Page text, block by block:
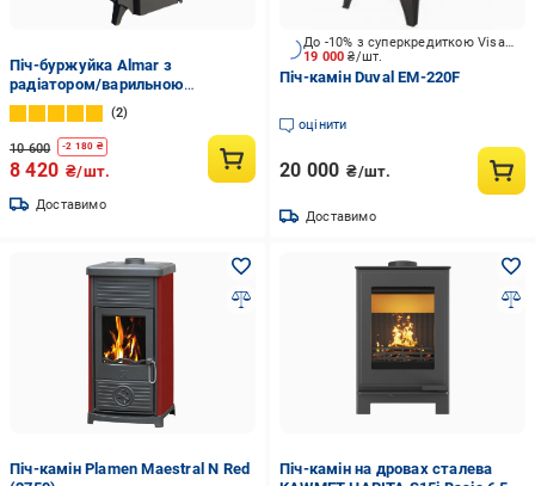
Піч-буржуйка Almar з
радіатором/варильною
поверхнею задній димар
2
10 600 -2 180 ₴
8 420 ₴/шт.
Доставимо
19 000₴/шт.
До -10% з суперкредиткою Visa Вигода
Піч-камін Duval EM-220F
оцінити
20 000 ₴/шт.
Доставимо
Піч-камін Plamen Maestral N Red
Піч-камін на дровах сталева